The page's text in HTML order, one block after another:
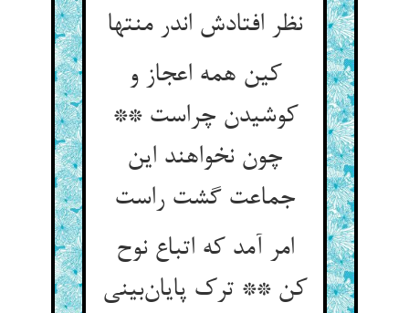
نظر افتادش اندر منتها
کین همه اعجاز و
کوشیدن چراست **
چون نخواهند این
جماعت گشت راست
امر آمد که اتباع نوح
کن ** ترک پایان‌بینی